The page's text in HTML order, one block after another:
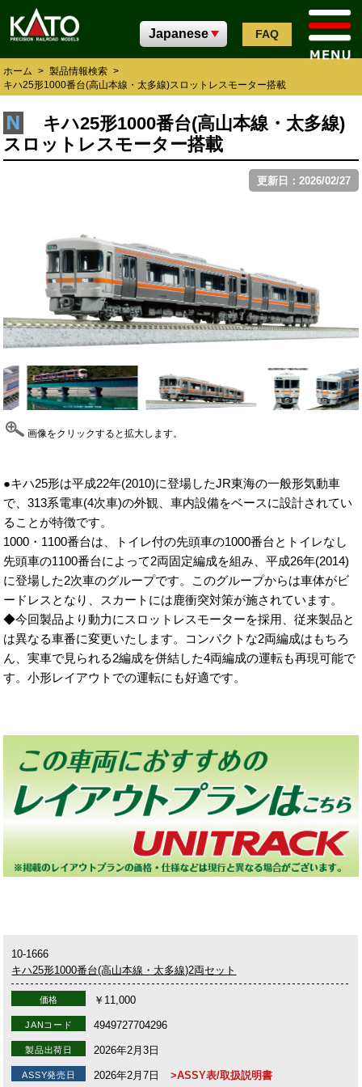
FAQ
ホーム > 製品情報検索 >
キハ25形1000番台(高山本線・太多線)スロットレスモーター搭載
キハ25形1000番台(高山本線・太多線)
スロットレスモーター搭載
更新日：2026/02/27
画像をクリックすると拡大します。
●キハ25形は平成22年(2010)に登場したJR東海の一般形気動車
で、313系電車(4次車)の外観、車内設備をベースに設計されてい
ることが特徴です。
1000・1100番台は、トイレ付の先頭車の1000番台とトイレなし
先頭車の1100番台によって2両固定編成を組み、平成26年(2014)
に登場した2次車のグループです。このグループからは車体がビ
ードレスとなり、スカートには鹿衝突対策が施されています。
◆今回製品より動力にスロットレスモーターを採用、従来製品と
は異なる車番に変更いたします。コンパクトな2両編成はもちろ
ん、実車で見られる2編成を併結した4両編成の運転も再現可能で
す。小形レイアウトでの運転にも好適です。
10-1666
キハ25形1000番台(高山本線・太多線)2両セット
価格 ￥11,000
JANコード 4949727704296
製品出荷日 2026年2月3日
ASSY発売日 2026年2月7日 >ASSY表/取扱説明書